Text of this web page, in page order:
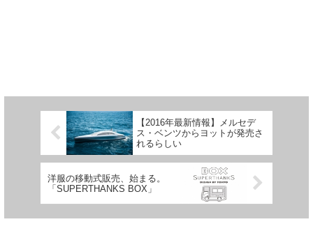
【2016年最新情報】メルセデ
ス・ベンツからヨットが発売さ
れるらしい
洋服の移動式販売、始まる。
「SUPERTHANKS BOX」